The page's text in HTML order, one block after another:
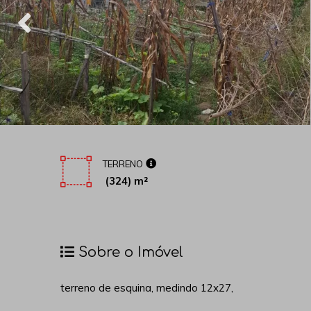
TERRENO
(324) m²
Sobre o Imóvel
terreno de esquina, medindo 12x27,